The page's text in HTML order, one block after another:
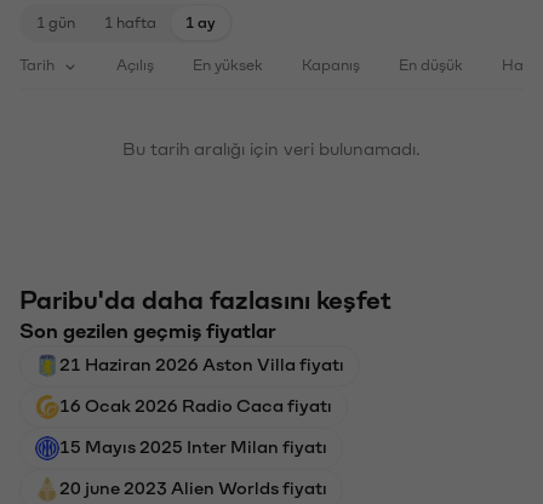
1 gün 1 hafta 1 ay
Tarih Açılış En yüksek Kapanış En düşük
Bu tarih aralığı için veri bulunamadı.
Paribu'da daha fazlasını keşfet
Son gezilen geçmiş fiyatlar
21 Haziran 2026 Aston Villa fiyatı
16 Ocak 2026 Radio Caca fiyatı
15 Mayıs 2025 Inter Milan fiyatı
20 june 2023 Alien Worlds fiyatı